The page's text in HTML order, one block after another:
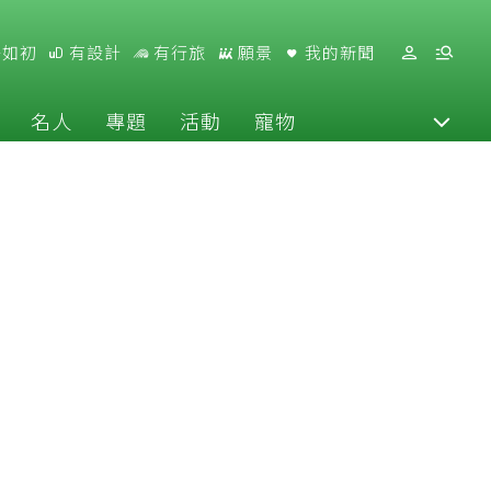
初 有設計 有行旅 願景 我的新聞
名人 專題 活動 寵物